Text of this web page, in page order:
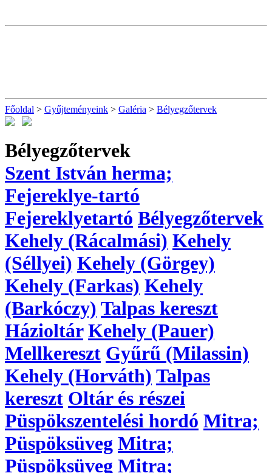
Főoldal > Gyűjteményeink > Galéria > Bélyegzőtervek
Bélyegzőtervek
Szent István herma;
Fejereklye-tartó
Fejereklyetartó Bélyegzőtervek
Kehely (Rácalmási) Kehely
(Séllyei) Kehely (Görgey)
Kehely (Farkas) Kehely
(Barkóczy) Talpas kereszt
Házioltár Kehely (Pauer)
Mellkereszt Gyűrű (Milassin)
Kehely (Horváth) Talpas
kereszt Oltár és részei
Püspökszentelési hordó Mitra;
Püspöksüveg Mitra;
Püspöksüveg Mitra;